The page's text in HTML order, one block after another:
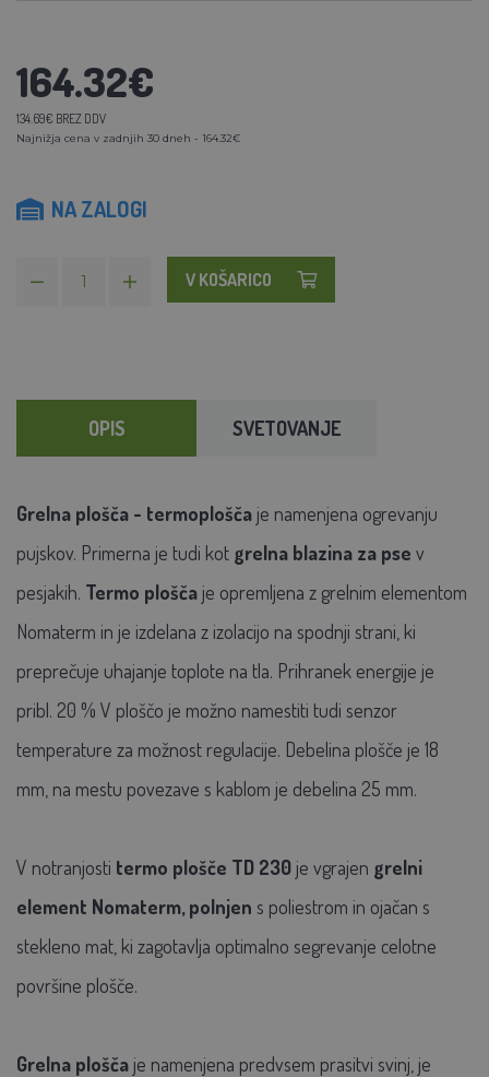
164.32€
134.69€ BREZ DDV
Najnižja cena v zadnjih 30 dneh - 164.32€
NA ZALOGI
V KOŠARICO
OPIS SVETOVANJE
Grelna plošča - termoplošča je namenjena ogrevanju
pujskov. Primerna je tudi kot grelna blazina za pse v
pesjakih. Termo plošča je opremljena z grelnim elementom
Nomaterm in je izdelana z izolacijo na spodnji strani, ki
preprečuje uhajanje toplote na tla. Prihranek energije je
pribl. 20 % V ploščo je možno namestiti tudi senzor
temperature za možnost regulacije. Debelina plošče je 18
mm, na mestu povezave s kablom je debelina 25 mm.
V notranjosti termo plošče TD 230 je vgrajen grelni
element Nomaterm, polnjen s poliestrom in ojačan s
stekleno mat, ki zagotavlja optimalno segrevanje celotne
površine plošče.
Grelna plošča je namenjena predvsem prasitvi svinj, je